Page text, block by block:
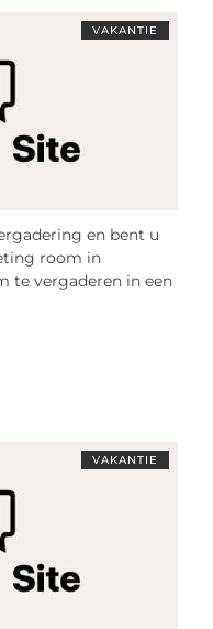
VAKANTIE
en bent u
room in
te vergaderen in een
VAKANTIE